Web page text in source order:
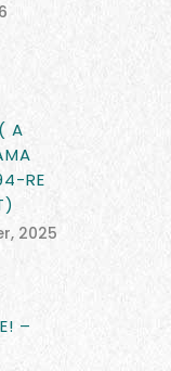
A
RE
2025
–